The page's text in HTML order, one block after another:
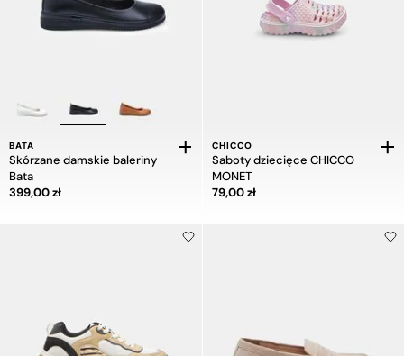
BATA
Skórzane damskie baleriny
Bata
Cena 399,00 zł
399,00 zł
CHICCO
Saboty dziecięce CHICCO
MONET
Cena 79,00 zł
79,00 zł